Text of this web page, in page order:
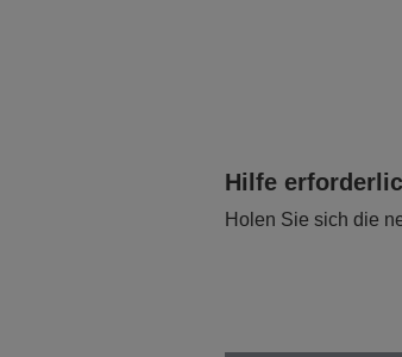
Hilfe
Holen Sie sich die